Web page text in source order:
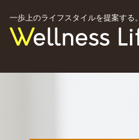
一歩上のライフスタイルを提案する。